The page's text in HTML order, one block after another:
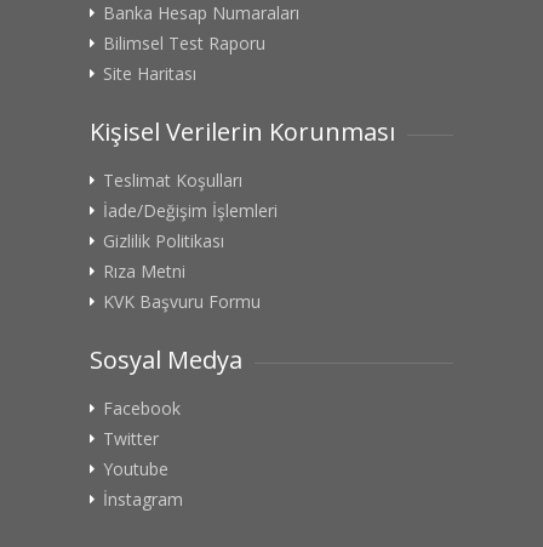
Banka Hesap Numaraları
Bilimsel Test Raporu
Site Haritası
Kişisel Verilerin Korunması
Teslimat Koşulları
İade/Değişim İşlemleri
Gizlilik Politikası
Rıza Metni
KVK Başvuru Formu
Sosyal Medya
Facebook
Twitter
Youtube
İnstagram